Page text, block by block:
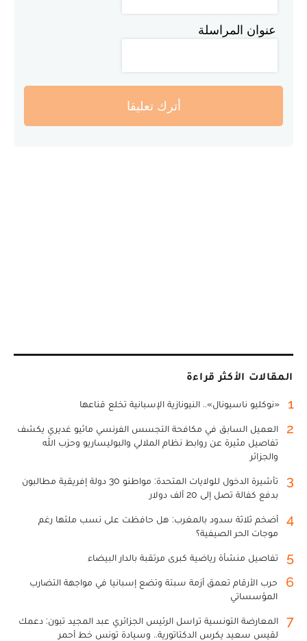
عنوان المراسلة
أترك تعليقا
المقالات الأكثر قراءة
1 «نوكليو ناسيونال».. النيونازية الإسبانية تخلع قناعها
2
العميل السابق في مكافحة التجسس الفرنسي ماثيو غديري يكشف
تفاصيل مثيرة عن روابط نظام الملالي والبوليساريو وحزب الله
والجزائر
3
تأشيرة الدخول للولايات المتحدة: مواطنو 30 دولة إفريقية مطالبون
بدفع كفالة تصل إلى 20 ألف دولار
4
أضخم ثلاثة سدود بالمغرب: هل حافظت على نسب ملئها رغم
موجات الحر الصيفية؟
5 تفاصيل منشأة رياضية كبرى مرتقبة بالدار البيضاء
6
حرب الأرقام تعمق أزمة سبتة وتضع إسبانيا في مواجهة التضارب
المؤسساتي
7
المعارضة التونسية تراسل الرئيس الجزائري عبد المجيد تبون: دعمك
لقيس سعيد يكرس الدكتاتورية.. وسيادة تونس خط أحمر